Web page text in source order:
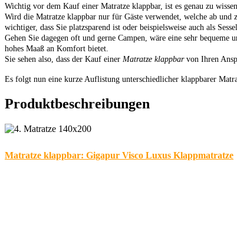
Wichtig vor dem Kauf einer Matratze klappbar, ist es genau zu
Wird die Matratze klappbar nur für Gäste verwendet, welche ab und
wichtiger, dass Sie platzsparend ist oder beispielsweise auch als
Gehen Sie dagegen oft und gerne Campen, wäre eine sehr
hohes Maaß an Komfort bietet.
Sie sehen also, dass der Kauf einer Matratze klappbarvon Ihren
Es folgt nun eine kurze Auflistung unterschiedlicher klappbarer
Produktbeschreibungen
Matratze klappbar: Gigapur Visco Luxus Klappmatratze